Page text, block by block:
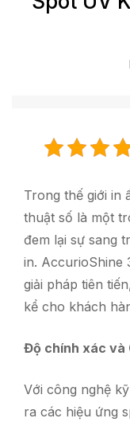
Trong thế giới in
thuật số là một
đem lại sự sang
in. AccurioShine
giải pháp tiên
kể cho khách
Độ chính xác và
Với công nghệ
ra các hiệu ứng